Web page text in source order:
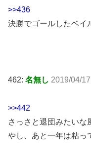
>>436
決勝でゴールしたベイ
462: 名無し 2019/04/
>>442
さっさと退団みたいな
やし、あと一年は粘っ